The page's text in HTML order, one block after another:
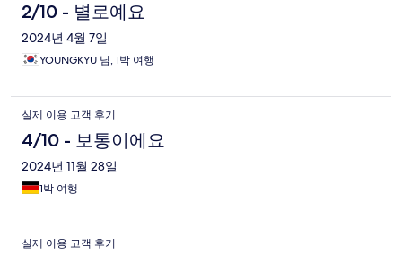
2/10 - 별로예요
2024년 4월 7일
YOUNGKYU 님, 1박 여행
실제 이용 고객 후기
4/10 - 보통이에요
2024년 11월 28일
1박 여행
실제 이용 고객 후기